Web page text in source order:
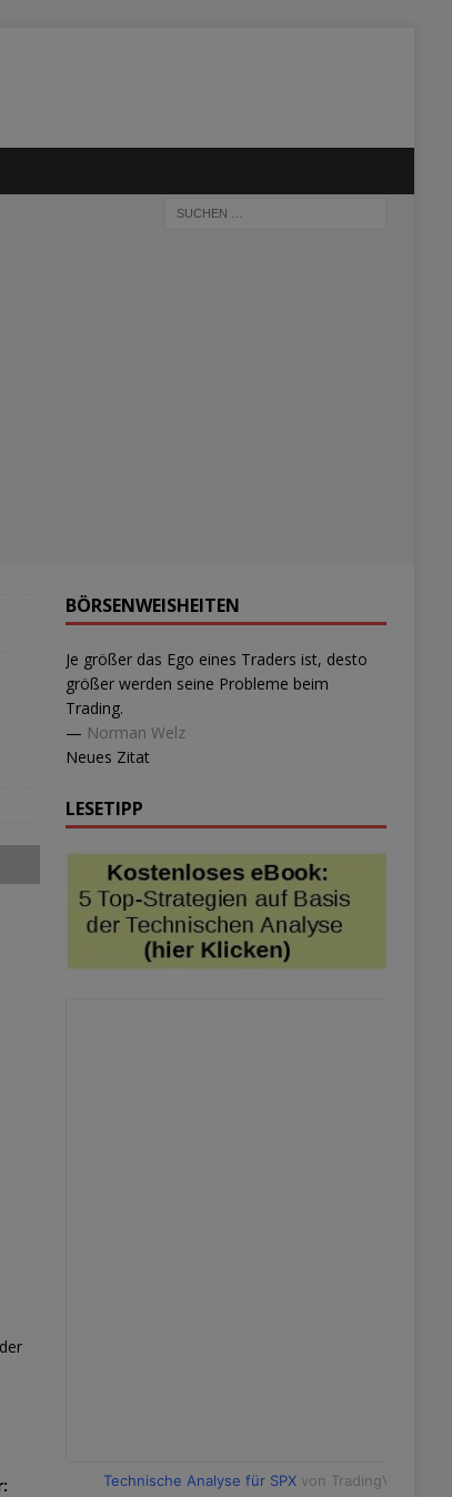
BÖRSENWEISHEITEN
Je größer das Ego eines Traders ist, desto
größer werden seine Probleme beim
Trading.
— Norman Welz
Neues Zitat
LESETIPP
Technische Analyse für SPXvon TradingView